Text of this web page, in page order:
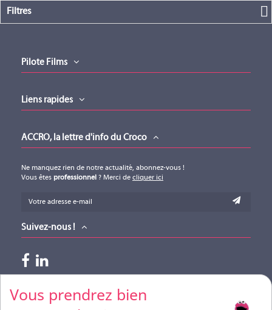
Filtres
Pilote Films
Liens rapides
Vous prendrez bien
ACCRO, la lettre d'info du Croco
Ne manquez rien de notre actualité, abonnez-vous !
Vous êtes professionnel ? Merci de cliquer ici
Suivez-nous !
Paiements acceptés